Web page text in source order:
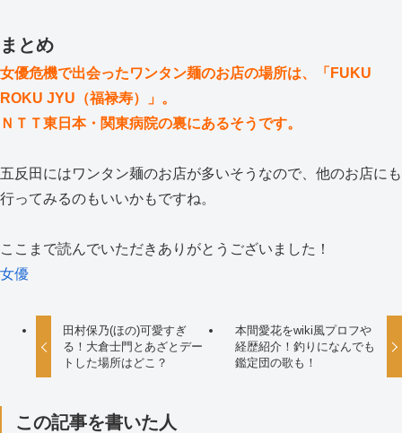
まとめ
女優危機で出会ったワンタン麺のお店の場所は、「FUKU
ROKU JYU（福禄寿）」。
ＮＴＴ東日本・関東病院の裏にあるそうです。
五反田にはワンタン麺のお店が多いそうなので、他のお店にも
行ってみるのもいいかもですね。
ここまで読んでいただきありがとうございました！
女優
田村保乃(ほの)可愛すぎ
る！大倉士門とあざとデー
トした場所はどこ？
本間愛花をwiki風プロフや
経歴紹介！釣りになんでも
鑑定団の歌も！
この記事を書いた人